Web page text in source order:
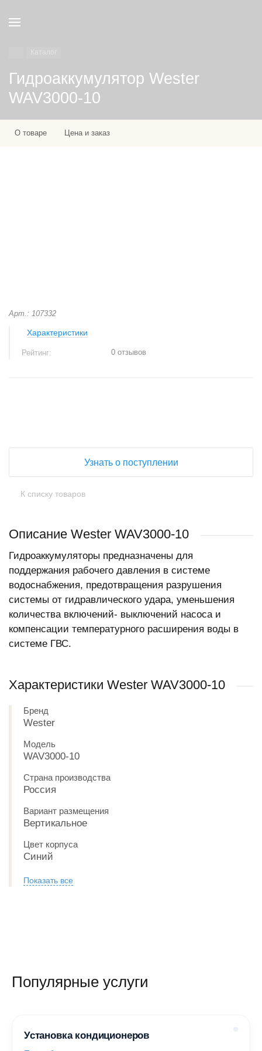
Гидроаккумулятор Wester
WAV3000-10
О товаре Цена и заказ
Арт.: 107332
Характеристики
Рейтинг: 0 отзывов
Узнать о поступлении
К списку товаров
Описание Wester WAV3000-10
Гидроаккумуляторы предназначены для
поддержания рабочего давления в системе
водоснабжения, предотвращения разрушения
системы от гидравлического удара, уменьшения
количества включений- выключений насоса и
компенсации температурного расширения воды в
системе ГВС.
Характеристики Wester WAV3000-10
Бренд
Wester
Модель
WAV3000-10
Страна производства
Россия
Вариант размещения
Вертикальное
Цвет корпуса
Синий
Показать все
Популярные услуги
Установка кондиционеров